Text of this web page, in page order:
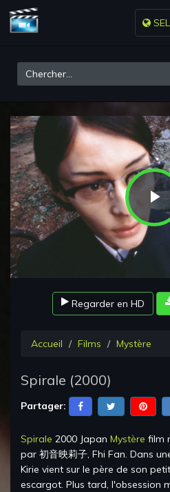
Regarder en HD
Accueil Films Mystère
Spirale (2000)
Partager:
Spirale 2000 Japan Mystère film
par 初音映莉子, Fhi Fan. Dans
Kirie vient sur le père de son
escargot. Plus tard, l'obsession